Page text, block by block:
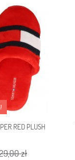
RED PLUSH
zł